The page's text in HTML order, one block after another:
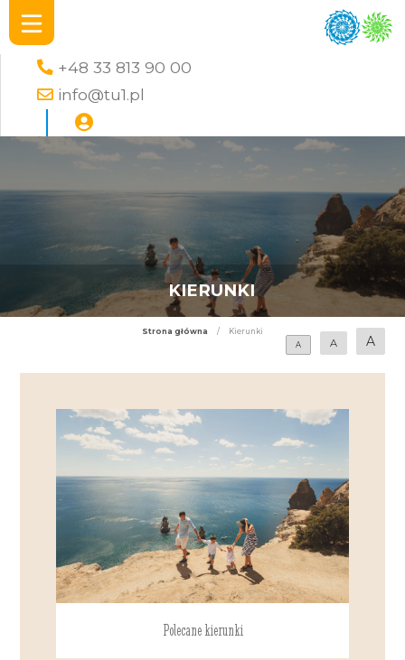
+48 33 813 90 00
info@tu1.pl
KIERUNKI
Strona główna /
Kierunki
A
A A
Polecane kierunki